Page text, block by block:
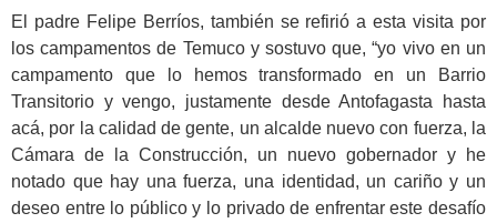
El padre Felipe Berríos, también se refirió a esta visita por
los campamentos de Temuco y sostuvo que, “yo vivo en un
campamento que lo hemos transformado en un Barrio
Transitorio y vengo, justamente desde Antofagasta hasta
acá, por la calidad de gente, un alcalde nuevo con fuerza, la
Cámara de la Construcción, un nuevo gobernador y he
notado que hay una fuerza, una identidad, un cariño y un
deseo entre lo público y lo privado de enfrentar este desafío